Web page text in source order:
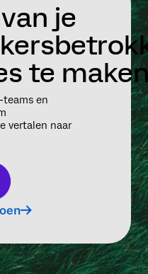
je
te
teams en
vertalen naar